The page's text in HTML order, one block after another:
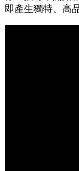
即產生獨特、高